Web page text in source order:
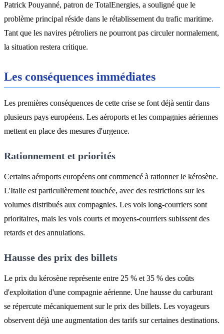
Patrick Pouyanné, patron de TotalEnergies, a souligné que le
problème principal réside dans le rétablissement du trafic maritime.
Tant que les navires pétroliers ne pourront pas circuler normalement,
la situation restera critique.
Les conséquences immédiates
Les premières conséquences de cette crise se font déjà sentir dans
plusieurs pays européens. Les aéroports et les compagnies aériennes
mettent en place des mesures d'urgence.
Rationnement et priorités
Certains aéroports européens ont commencé à rationner le kérosène.
L'Italie est particulièrement touchée, avec des restrictions sur les
volumes distribués aux compagnies. Les vols long-courriers sont
prioritaires, mais les vols courts et moyens-courriers subissent des
retards et des annulations.
Hausse des prix des billets
Le prix du kérosène représente entre 25 % et 35 % des coûts
d'exploitation d'une compagnie aérienne. Une hausse du carburant
se répercute mécaniquement sur le prix des billets. Les voyageurs
observent déjà une augmentation des tarifs sur certaines destinations.